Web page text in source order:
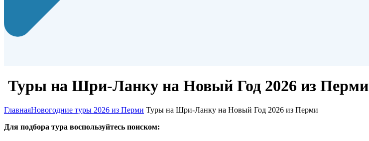
Туры на Шри-Ланку на Новый Год 2026 из Перми
ГлавнаяНовогодние туры 2026 из Перми Туры на Шри-Ланку на Новый Год 2026 из Перми
Для подбора тура воспользуйтесь поиском: